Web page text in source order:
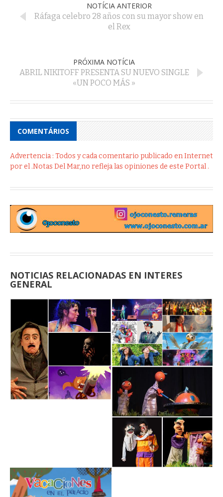
NOTÍCIA ANTERIOR
Ráfaga celebro 28 años con su mayor show en
el Rex
PRÓXIMA NOTÍCIA
ABRIL NIKITOFF PRESENTA SU NUEVO SINGLE
«UN POCO MÁS »
COMENTÁRIOS
Advertencia : Todos y cada comentario publicado en Internet
por el .Notas Del Mar,no refleja las opiniones de este Portal .
NOTICIAS RELACIONADAS EN INTERES
GENERAL